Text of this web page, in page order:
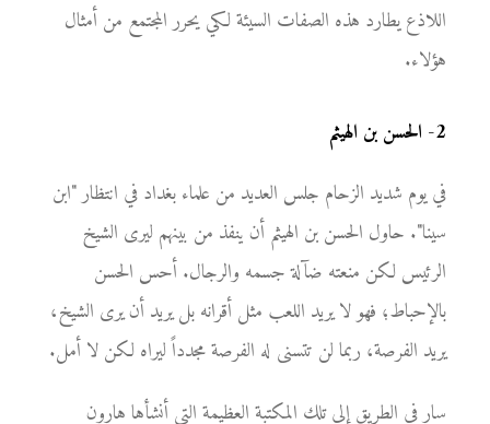
اللاذع يطارد هذه الصفات السيئة لكي يحرر المجتمع من أمثال
هؤلاء.
2
- الحسن بن الهيثم
في يوم شديد الزحام جلس العديد من علماء بغداد في انتظار "ابن
سينا". حاول الحسن بن الهيثم أن ينفذ من بينهم ليرى الشيخ
الرئيس لكن منعته ضآلة جسمه والرجال. أحس الحسن
بالإحباط؛ فهو لا يريد اللعب مثل أقرانه بل يريد أن يرى الشيخ،
يريد الفرصة، ربما لن تتسنى له الفرصة مجدداً ليراه لكن لا أمل.
سار في الطريق إلى تلك المكتبة العظيمة التي أنشأها هارون